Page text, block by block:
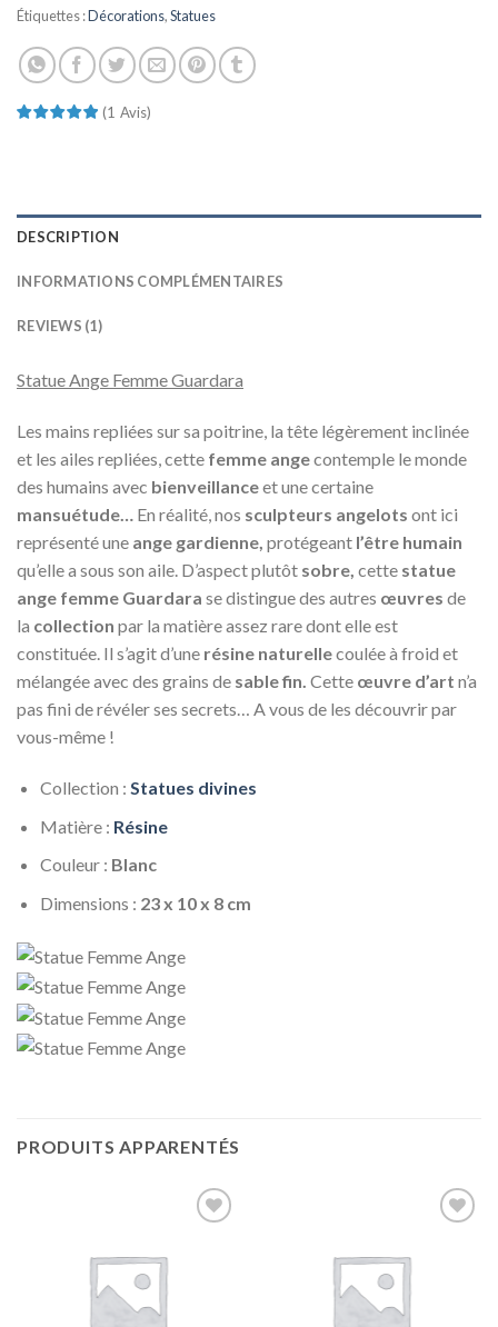
Étiquettes :Décorations,Statues
(1 Avis)
DESCRIPTION
INFORMATIONS COMPLÉMENTAIRES
REVIEWS (1)
Statue Ange Femme Guardara
Les mains repliées sur sa poitrine, la tête légèrement inclinée
et les ailes repliées, cette femme angecontemple le monde
des humains avec bienveillanceet une certaine
mansuétude… En réalité, nos sculpteurs angelots ont ici
représenté une ange gardienne, protégeant l’être humain
qu’elle a sous son aile. D’aspect plutôt sobre, cette statue
ange femme Guardara se distingue des autres œuvres de
la collection par la matière assez rare dont elle est
constituée. Il s’agit d’une résine naturellecoulée à froid et
mélangée avec des grains de sable fin. Cette œuvre d’art n’a
pas fini de révéler ses secrets… A vous de les découvrir par
vous-même !
Collection : Statues divines
Matière : Résine
Couleur : Blanc
Dimensions : 23 x 10 x 8 cm
PRODUITS APPARENTÉS